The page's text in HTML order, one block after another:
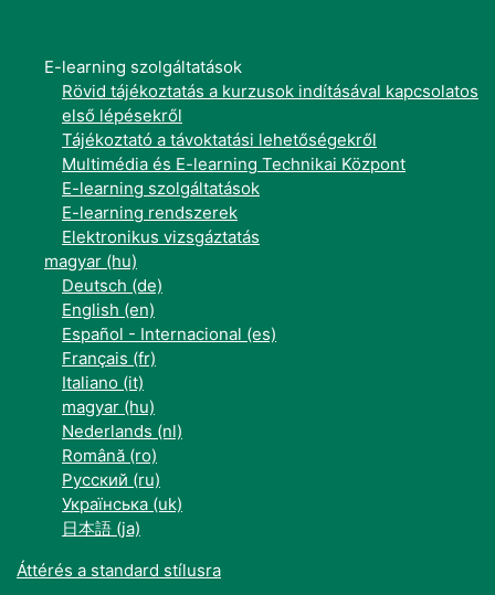
E-learning szolgáltatások
Rövid tájékoztatás a kurzusok indításával kapcsolatos
első lépésekről
Tájékoztató a távoktatási lehetőségekről
Multimédia és E-learning Technikai Központ
E-learning szolgáltatások
E-learning rendszerek
Elektronikus vizsgáztatás
magyar ‎(hu)‎
Deutsch ‎(de)‎
English ‎(en)‎
Español - Internacional ‎(es)‎
Français ‎(fr)‎
Italiano ‎(it)‎
magyar ‎(hu)‎
Nederlands ‎(nl)‎
Română ‎(ro)‎
Русский ‎(ru)‎
Українська ‎(uk)‎
日本語 ‎(ja)‎
Áttérés a standard stílusra